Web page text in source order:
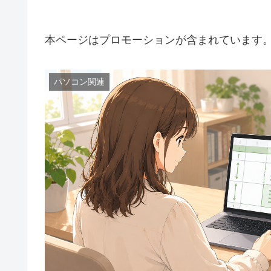
本ページはプロモーションが含まれています
パソコン関連